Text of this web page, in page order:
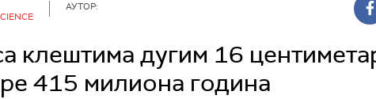
АУТОР:
клештима дугим 16
415 милиона година